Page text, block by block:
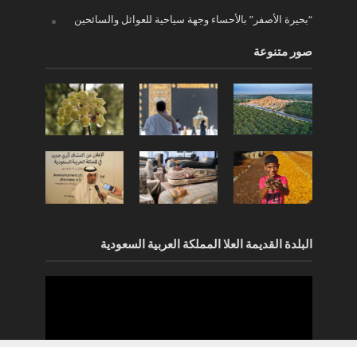
“بحيرة الأصفر” بالأحساء وجهة سياحية للعوائل والسائحين
صور متنوعة
البلدة القديمة العلا المملكة العربية السعودية